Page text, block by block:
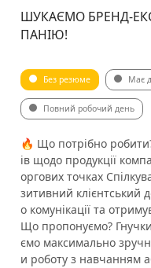
ШУКАЄМО БРЕНД-
ПАНІЮ!
Без резюме Має
Повний робочий день
🔥 Що потрібно
ів щодо продукції
оргових точках
зитивний клієнтський
о комунікації та
Що пропонуємо?
ємо максимально
и роботу з навчанням